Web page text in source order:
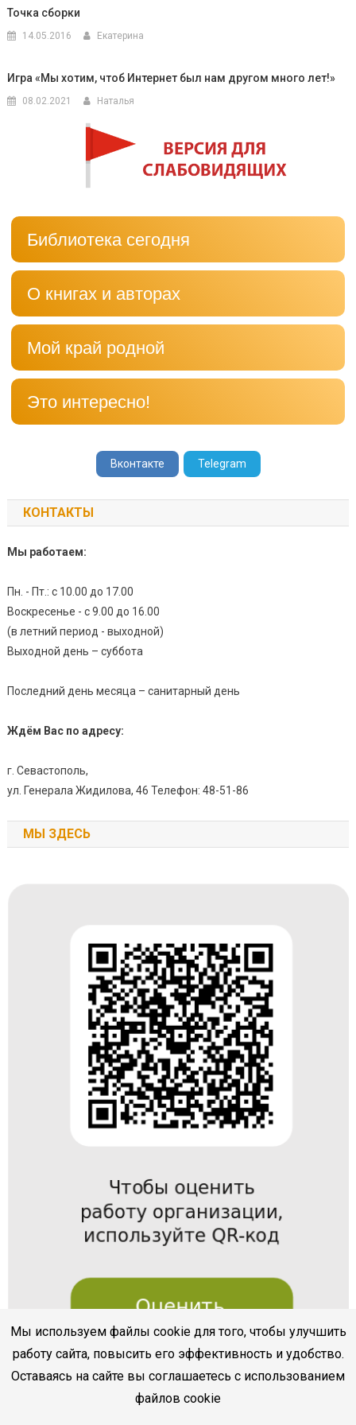
Точка сборки
14.05.2016 Екатерина
Игра «Мы хотим, чтоб Интернет был нам другом много лет!»
08.02.2021 Наталья
Библиотека сегодня
О книгах и авторах
Мой край родной
Это интересно!
Вконтакте Telegram
КОНТАКТЫ
Мы работаем:
Пн. - Пт.: с 10.00 до 17.00
Воскресенье - с 9.00 до 16.00
(в летний период - выходной)
Выходной день – суббота
Последний день месяца – санитарный день
Ждём Вас по адресу:
г. Севастополь,
ул. Генерала Жидилова, 46 Телефон: 48-51-86
МЫ ЗДЕСЬ
Мы используем файлы cookie для того, чтобы улучшить
работу сайта, повысить его эффективность и удобство.
Оставаясь на сайте вы соглашаетесь с использованием
файлов cookie